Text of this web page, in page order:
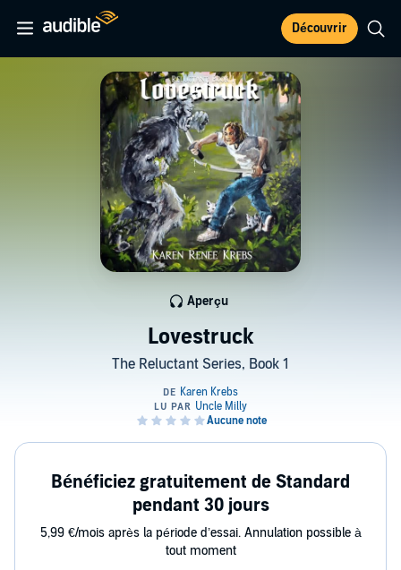
Découvrir
Lovestruck
The Reluctant Series, Book 1
Aperçu
Bénéficiez gratuitement de Standard
pendant 30 jours
5,99 €/mois après la période d’essai. Annulation possible à
tout moment